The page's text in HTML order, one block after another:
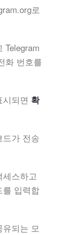
로
Telegram
화 번호를
되면 확
가 전송
스하고
를 입력합
유되는 모